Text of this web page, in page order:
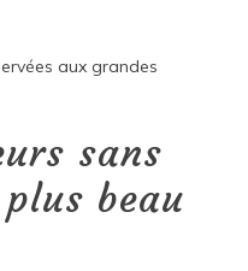
aux grandes
sans
beau